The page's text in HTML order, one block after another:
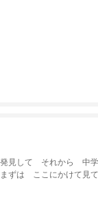
見して それから 中
ずは ここにかけて